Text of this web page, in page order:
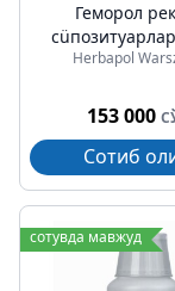
Геморол
Herbapol
153 000
Сотиб
сотувда мавжуд